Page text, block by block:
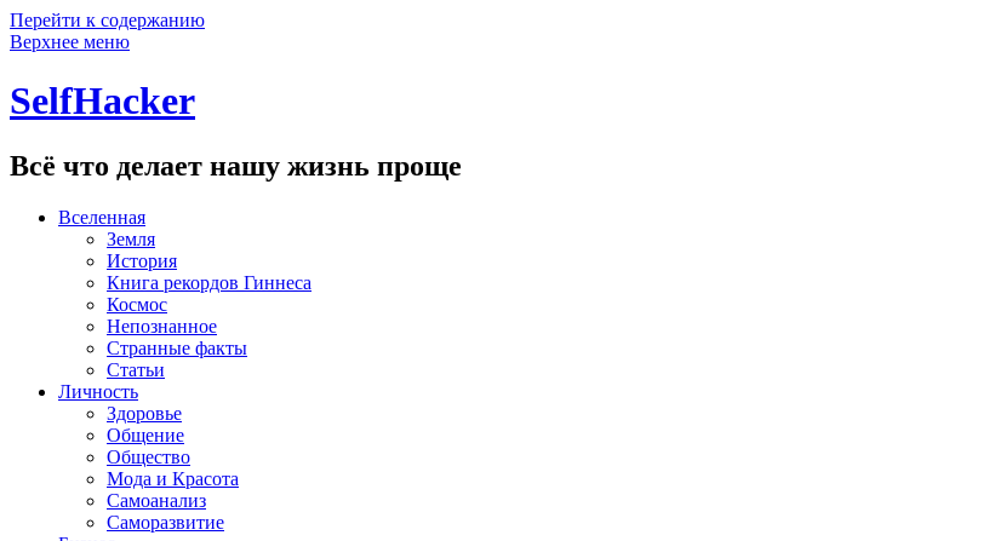
Перейти к содержанию
Верхнее меню
SelfHacker
Всё что делает нашу жизнь проще
Вселенная
Земля
История
Книга рекордов Гиннеса
Космос
Непознанное
Странные факты
Статьи
Личность
Здоровье
Общение
Общество
Мода и Красота
Самоанализ
Саморазвитие